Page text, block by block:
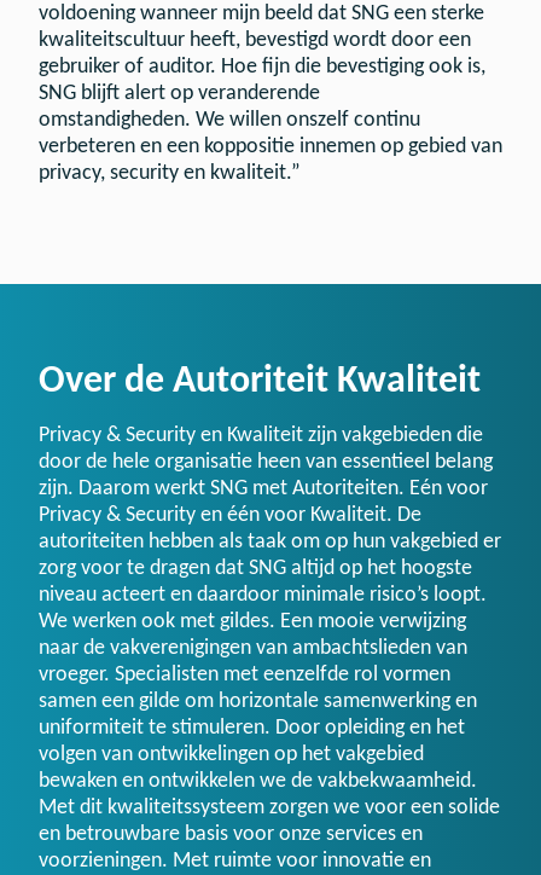
voldoening wanneer mijn beeld dat SNG een sterke
kwaliteitscultuur heeft, bevestigd wordt door een
gebruiker of auditor. Hoe fijn die bevestiging ook is,
SNG blijft alert op veranderende
omstandigheden. We willen onszelf continu
verbeteren en een koppositie innemen op gebied van
privacy, security en kwaliteit.”
Over de Autoriteit Kwaliteit
Privacy & Security en Kwaliteit zijn vakgebieden die
door de hele organisatie heen van essentieel belang
zijn. Daarom werkt SNG met Autoriteiten. Eén voor
Privacy & Security en één voor Kwaliteit. De
autoriteiten hebben als taak om op hun vakgebied er
zorg voor te dragen dat SNG altijd op het hoogste
niveau acteert en daardoor minimale risico’s loopt.
We werken ook met gildes. Een mooie verwijzing
naar de vakverenigingen van ambachtslieden van
vroeger. Specialisten met eenzelfde rol vormen
samen een gilde om horizontale samenwerking en
uniformiteit te stimuleren. Door opleiding en het
volgen van ontwikkelingen op het vakgebied
bewaken en ontwikkelen we de vakbekwaamheid.
Met dit kwaliteitssysteem zorgen we voor een solide
en betrouwbare basis voor onze services en
voorzieningen. Met ruimte voor innovatie en